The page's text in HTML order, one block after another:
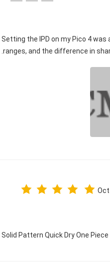
"Setting the IPD on my Pico 4
ranges, and the difference in
Oct
Solid Pattern Quick Dry One